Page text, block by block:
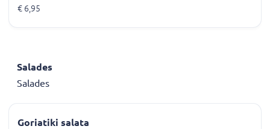
€ 6,95
Salades
Salades
Goriatiki salata